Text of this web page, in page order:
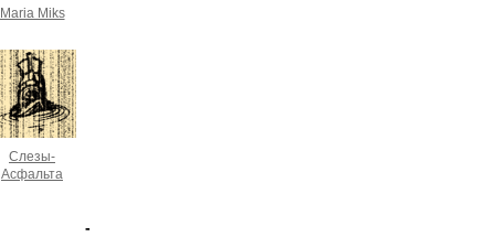
Maria Miks
Слезы-
Асфальта
-